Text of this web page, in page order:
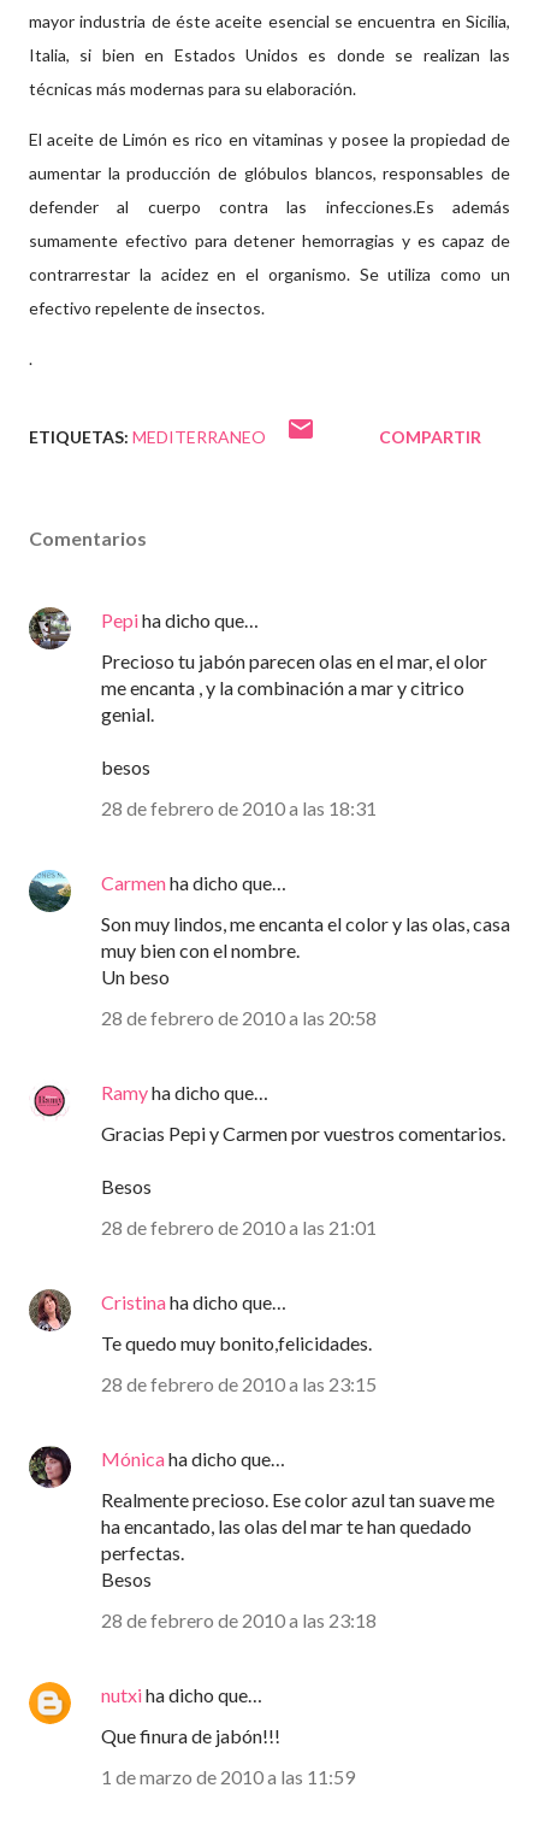
mayor industria de éste aceite esencial se encuentra en Sicilia,
Italia, si bien en Estados Unidos es donde se realizan las
técnicas más modernas para su elaboración.
El aceite de Limón es rico en vitaminas y posee la propiedad de
aumentar la producción de glóbulos blancos, responsables de
defender al cuerpo contra las infecciones.Es además
sumamente efectivo para detener hemorragias y es capaz de
contrarrestar la acidez en el organismo. Se utiliza como un
efectivo repelente de insectos.
.
ETIQUETAS: MEDITERRANEO COMPARTIR
Comentarios
Pepiha dicho que…
Precioso tu jabón parecen olas en el mar, el olor
me encanta , y la combinación a mar y citrico
genial.
besos
28 de febrero de 2010 a las 18:31
Carmenha dicho que…
Son muy lindos, me encanta el color y las olas, casa
muy bien con el nombre.
Un beso
28 de febrero de 2010 a las 20:58
Ramyha dicho que…
Gracias Pepi y Carmen por vuestros comentarios.
Besos
28 de febrero de 2010 a las 21:01
Cristinaha dicho que…
Te quedo muy bonito,felicidades.
28 de febrero de 2010 a las 23:15
Mónicaha dicho que…
Realmente precioso. Ese color azul tan suave me
ha encantado, las olas del mar te han quedado
perfectas.
Besos
28 de febrero de 2010 a las 23:18
nutxiha dicho que…
Que finura de jabón!!!
1 de marzo de 2010 a las 11:59